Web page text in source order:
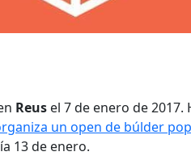
Reus el 7 de enero de 2017.
un open de búlder
13 de enero.